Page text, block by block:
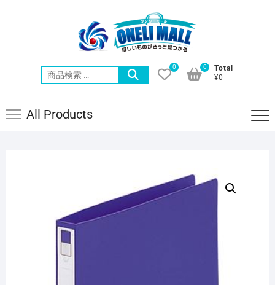
索
0
Total
¥0
0
All Products